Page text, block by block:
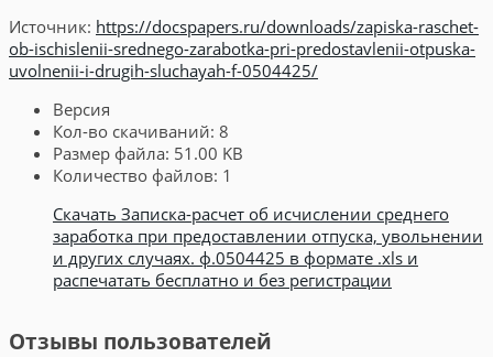
Источник: https://docspapers.ru/downloads/zapiska-raschet-
ob-ischislenii-srednego-zarabotka-pri-predostavlenii-otpuska-
uvolnenii-i-drugih-sluchayah-f-0504425/
Версия
Кол-во скачиваний: 8
Размер файла: 51.00 KB
Количество файлов: 1
Скачать Записка-расчет об исчислении среднего
заработка при предоставлении отпуска, увольнении
и других случаях. ф.0504425 в формате .xls и
распечатать бесплатно и без регистрации
Отзывы пользователей